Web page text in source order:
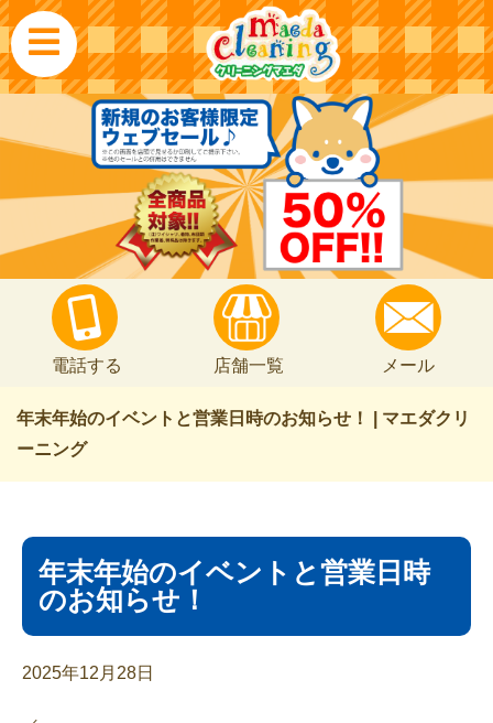
電話する 店舗一覧 メール
年末年始のイベントと営業日時のお知らせ！ | マエダクリ
ーニング
年末年始のイベントと営業日時
のお知らせ！
2025年12月28日